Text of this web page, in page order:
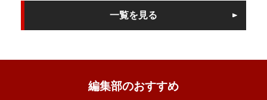
一覧を見る
編集部のおすすめ